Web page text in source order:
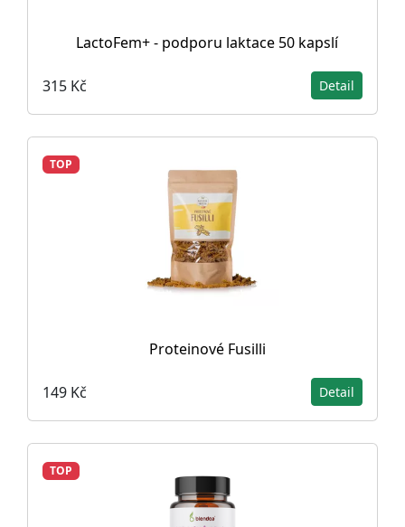
LactoFem+ - podporu laktace 50 kapslí
315 Kč Detail
TOP
Proteinové Fusilli
149 Kč Detail
TOP